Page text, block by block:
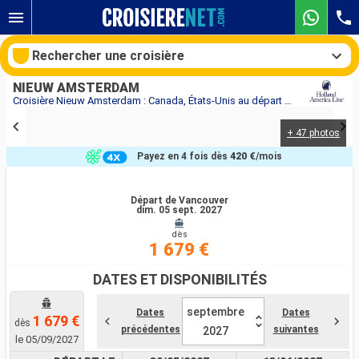
Croisière Nieuw Amsterdam : Canada, États-Unis au départ de Vancouver
NIEUW AMSTERDAM
+ 47 photos
Départ de Vancouver
dim. 05 sept. 2027
dès
1 679 €
Payez en 4 fois dès 420 €/mois
DATES ET DISPONIBILITÉS
dès 1 679 €
le 05/09/2027
Dates
précédentes
septembre
2027
Dates
suivantes
Rechercher une croisière
Nos destinations
Compagnies
Rechercher